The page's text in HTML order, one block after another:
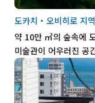
약 10만 ㎡의 숲속에
미술관이 어우러진
도카치・오비히로 지역